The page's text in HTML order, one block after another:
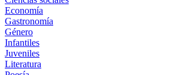
Economía
Gastronomía
Género
Infantiles
Juveniles
Literatura